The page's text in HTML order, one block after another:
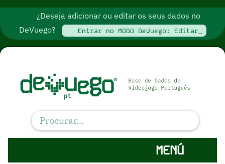
¿Deseja adicionar ou editar os seus dados no
DeVuego?
Entrar no MODO DeVuego: Editar_
MENÚ